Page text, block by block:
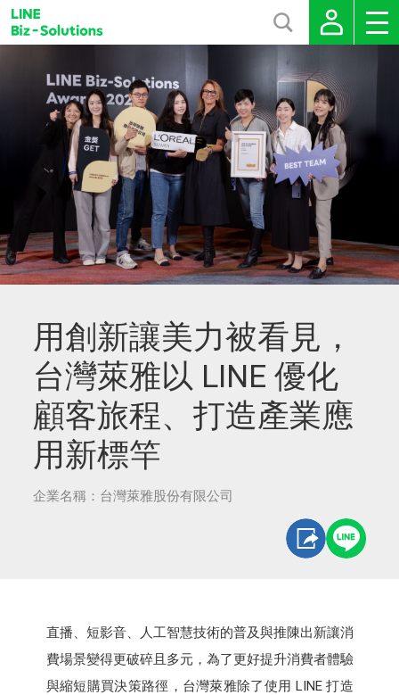
用創新讓美力被看見，
台灣萊雅以 LINE 優化
顧客旅程、打造產業應
用新標竿
企業名稱：台灣萊雅股份有限公司
直播、短影音、人工智慧技術的普及與推陳出新讓消
費場景變得更破碎且多元，為了更好提升消費者體驗
與縮短購買決策路徑，台灣萊雅除了使用 LINE 打造